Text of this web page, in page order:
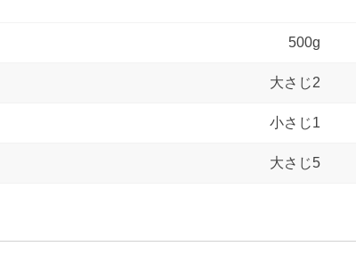
500g
大さじ2
小さじ1
大さじ5